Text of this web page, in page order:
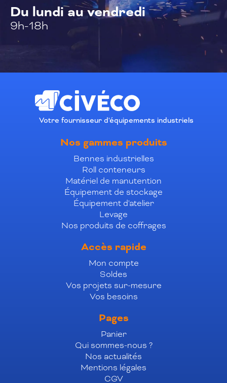
Du lundi au vendredi
9h-18h
Votre fournisseur d'équipements industriels
Nos gammes produits
Bennes industrielles
Roll conteneurs
Matériel de manutention
Équipement de stockage
Équipement d'atelier
Levage
Nos produits de coffrages
Accès rapide
Mon compte
Soldes
Vos projets sur-mesure
Vos besoins
Pages
Panier
Qui sommes-nous ?
Nos actualités
Mentions légales
CGV